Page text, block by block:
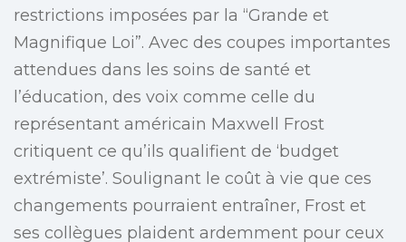
restrictions imposées par la “Grande et
Magnifique Loi”. Avec des coupes importantes
attendues dans les soins de santé et
l’éducation, des voix comme celle du
représentant américain Maxwell Frost
critiquent ce qu’ils qualifient de ‘budget
extrémiste’. Soulignant le coût à vie que ces
changements pourraient entraîner, Frost et
ses collègues plaident ardemment pour ceux